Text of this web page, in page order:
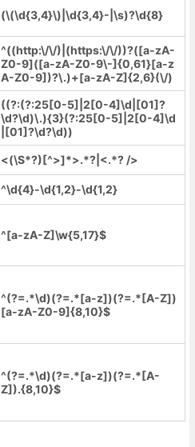
(\(\d{3,4}\)|\d{3,4}-|\s)?\d{8}
^((http:\/\/)|(https:\/\/))?([a-zA-
Z0-9]([a-zA-Z0-9\-]{0,61}[a-z
A-Z0-9])?\.)+[a-zA-Z]{2,6}(\/)
((?:(?:25[0-5]|2[0-4]\d|[01]?
\d?\d)\.){3}(?:25[0-5]|2[0-4]\d
|[01]?\d?\d))
<(\S*?)[^>]*>.*?|<.*? />
^\d{4}-\d{1,2}-\d{1,2}
^[a-zA-Z]\w{5,17}$
^(?=.*\d)(?=.*[a-z])(?=.*[A-Z])
[a-zA-Z0-9]{8,10}$
^(?=.*\d)(?=.*[a-z])(?=.*[A-
Z]).{8,10}$